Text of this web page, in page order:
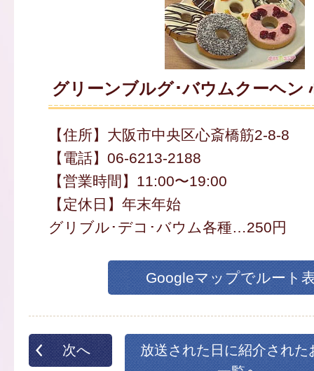
グリーンブルグ･バウムクーヘン
【住所】大阪市中央区心斎橋筋2-8-8
【電話】06-6213-2188
【営業時間】11:00〜19:00
【定休日】年末年始
グリブル･デコ･バウム各種…250円
Googleマップでルート
次へ
放送された日に紹介された